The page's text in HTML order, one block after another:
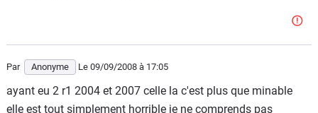
Par Anonyme Le 09/09/2008 à 17:05
ayant eu 2 r1 2004 et 2007 celle la c'est plus que minable
elle est tout simplement horrible je ne comprends pas